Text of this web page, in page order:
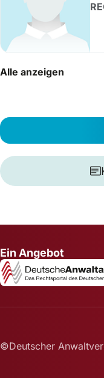
Alle anzeigen
Ein Angebot
©Deutscher